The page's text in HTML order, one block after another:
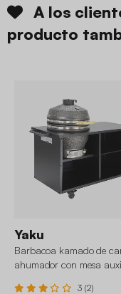
A los
producto
Yaku
Barbacoa kamado de
ahumador con mesa
3 (2)